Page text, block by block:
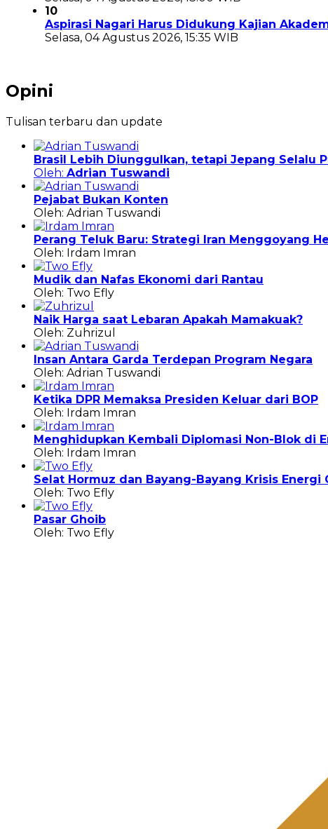
10
Aspirasi Nagari Harus Didukung Kajian
Selasa, 04 Agustus 2026, 15:35 WIB
Opini
Tulisan terbaru dan update
Brasil Lebih Diunggulkan, tetapi Jepang Selalu
Oleh: Adrian Tuswandi
Pejabat Bukan Konten
Oleh: Adrian Tuswandi
Perang Teluk Baru: Strategi Iran Menggoyang
Oleh: Irdam Imran
Mudik dan Nafas Ekonomi dari Rantau
Oleh: Two Efly
Naik Harga saat Lebaran Apakah Mamakuak?
Oleh: Zuhrizul
Insan Antara Garda Terdepan Program Negara
Oleh: Adrian Tuswandi
Ketika DPR Memaksa Presiden Keluar dari BOP
Oleh: Irdam Imran
Menghidupkan Kembali Diplomasi Non-Blok di
Oleh: Irdam Imran
Selat Hormuz dan Bayang-Bayang Krisis Energi
Oleh: Two Efly
Pasar Ghoib
Oleh: Two Efly